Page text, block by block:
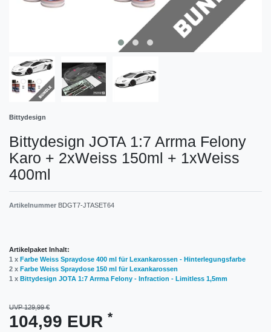
Bittydesign
Bittydesign JOTA 1:7 Arrma Felony
Karo + 2xWeiss 150ml + 1xWeiss
400ml
Artikelnummer BDGT7-JTASET64
Artikelpaket Inhalt:
1 x Farbe Weiss Spraydose 400 ml für Lexankarossen - Hinterlegungsfarbe
2 x Farbe Weiss Spraydose 150 ml für Lexankarossen
1 x Bittydesign JOTA 1:7 Arrma Felony - Infraction - Limitless 1,5mm
UVP 129,99 €
104,99 EUR *